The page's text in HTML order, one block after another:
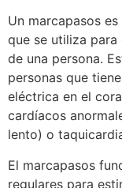
Un marcapasos
que se utiliza
de una persona.
personas que
eléctrica en el
cardíacos
lento) o
El marcapasos
regulares para